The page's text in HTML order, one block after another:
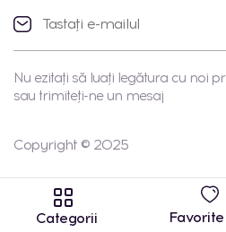
Categorii
Nu ezitați să luați legătura cu noi
sau trimiteți-ne un mesaj
Copyright © 2025